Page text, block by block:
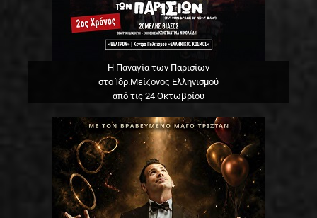
Η Παναγία των Παρισίων
στο Ίδρ.Μείζονος Ελληνισμού
από τις 24 Οκτωβρίου